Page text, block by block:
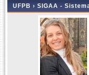
UFPB › SIGAA -